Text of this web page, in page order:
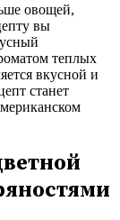
овощей,
вы
теплых
вкусной и
станет